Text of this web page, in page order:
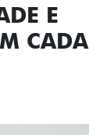
E
CADA